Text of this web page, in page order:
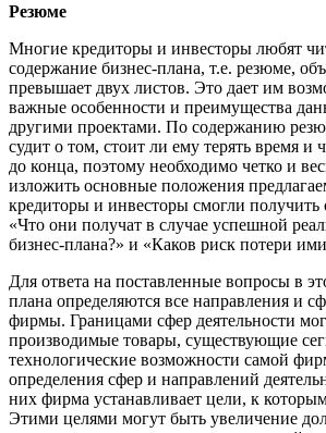
Резюме
Многие кредиторы и инвесторы любят
содержание бизнес-плана, т.е. резюме,
превышает двух листов. Это дает им
важные особен­ности и преимущества
другими проекта­ми. По содержанию
судит о том, стоит ли ему терять время и
до конца, поэтому необходимо четко и
изложить основные положе­ния
кредиторы и инвесторы смог­ли получить
«Что они получат в случае ус­пешной
бизнес-плана?» и «Каков риск потери
Для ответа на поставленные вопросы в
плана определяются все направления и
фир­мы. Границами сфер деятельности
производимые товары, существующие
технологические воз­можности самой
определения сфер и направлений
них фирма устанавливает цели, к
Этими целями могут быть увеличение